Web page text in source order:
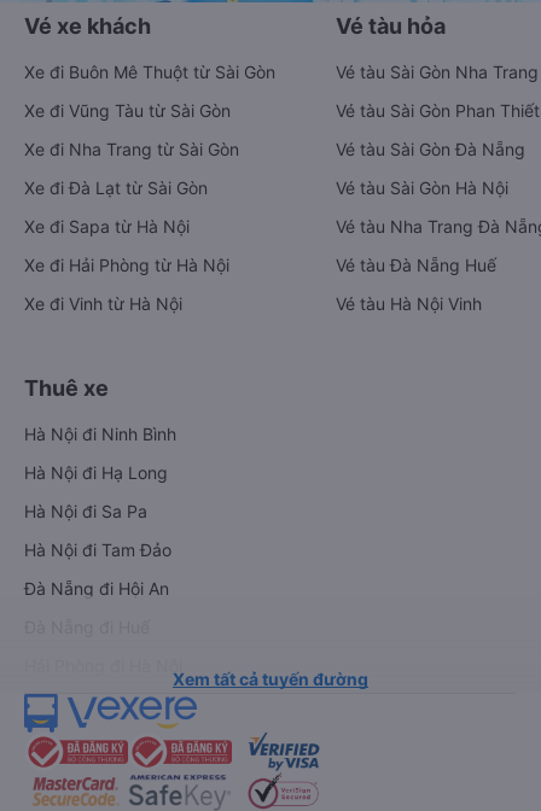
Vé xe khách
Xe đi Buôn Mê Thuột từ Sài Gòn
Xe đi Vũng Tàu từ Sài Gòn
Xe đi Nha Trang từ Sài Gòn
Xe đi Đà Lạt từ Sài Gòn
Xe đi Sapa từ Hà Nội
Xe đi Hải Phòng từ Hà Nội
Xe đi Vinh từ Hà Nội
Vé tàu hỏa
Vé tàu Sài Gòn Nha Trang
Vé tàu Sài Gòn Phan Thiết
Vé tàu Sài Gòn Đà Nẵng
Vé tàu Sài Gòn Hà Nội
Vé tàu Nha Trang Đà
Vé tàu Đà Nẵng Huế
Vé tàu Hà Nội Vinh
Thuê xe
Hà Nội đi Ninh Bình
Hà Nội đi Hạ Long
Hà Nội đi Sa Pa
Hà Nội đi Tam Đảo
Đà Nẵng đi Hội An
Xem tất cả tuyến đường